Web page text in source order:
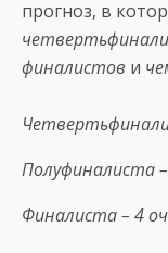
прогноз, в
финалистов и
Полуфиналиста
Финалиста – 4